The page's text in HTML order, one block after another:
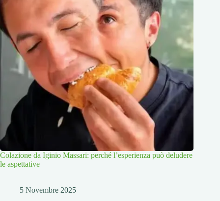
Colazione da Iginio Massari: perché l’esperienza può deludere
le aspettative
5 Novembre 2025